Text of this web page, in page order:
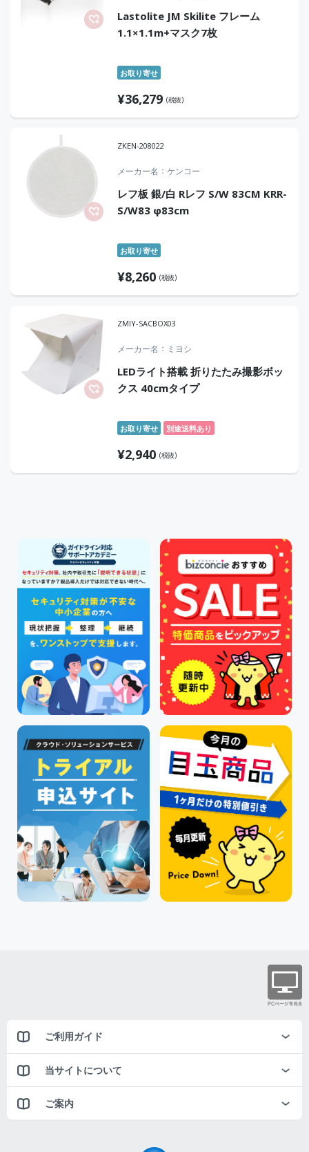
Lastolite JM Skilite フレーム
1.1×1.1m+マスク7枚
お取り寄せ
¥36,279 (税抜)
ZKEN-208022
メーカー名 ケンコー
レフ板 銀/白 Rレフ S/W 83CM KRR-
S/W83 φ83cm
お取り寄せ
¥8,260 (税抜)
ZMIY-SACBOX03
メーカー名 ミヨシ
LEDライト搭載 折りたたみ撮影ボッ
クス 40cmタイプ
お取り寄せ 別途送料あり
¥2,940 (税抜)
ご利用ガイド
当サイトについて
ご案内